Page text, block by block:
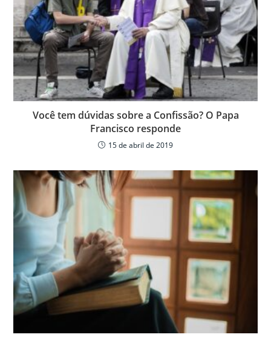
Você tem dúvidas sobre a Confissão? O Papa
Francisco responde
15 de abril de 2019